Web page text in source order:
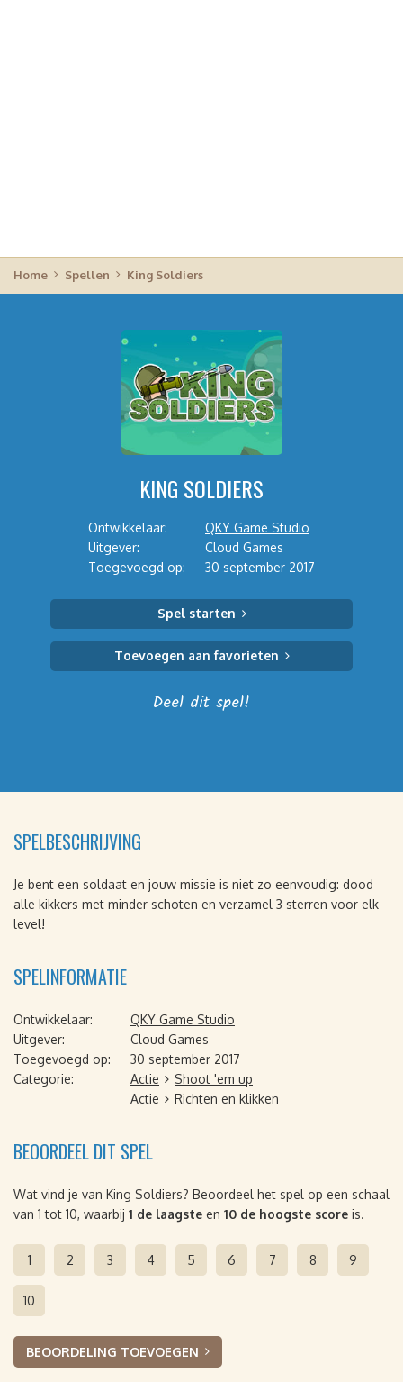
Home Spellen King Soldiers
KING SOLDIERS
Ontwikkelaar:
QKY Game Studio
Uitgever:
Cloud Games
Toegevoegd op:
30 september 2017
Spel starten
Toevoegen aan favorieten
Deel dit spel!
SPELBESCHRIJVING
Je bent een soldaat en jouw missie is niet zo eenvoudig: dood
alle kikkers met minder schoten en verzamel 3 sterren voor elk
level!
SPELINFORMATIE
Ontwikkelaar:
QKY Game Studio
Uitgever:
Cloud Games
Toegevoegd op:
30 september 2017
Categorie:
Actie
Shoot 'em up
Actie
Richten en klikken
BEOORDEEL DIT SPEL
Wat vind je van King Soldiers? Beoordeel het spel op een schaal
van 1 tot 10, waarbij 1 de laagste en 10 de hoogste score is.
1 2 3 4 5 6 7 8 9
10
BEOORDELING TOEVOEGEN